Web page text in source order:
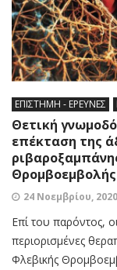
ΕΠΙΣΤΗΜΗ - ΕΡΕΥΝΕΣ
Θετική
επέκταση της
24 Νοεμβρίου, 2020
Επί του παρόντος,
περιορισμένες
Φλεβικής